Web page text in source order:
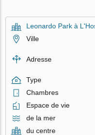
Leonardo Park à
Ville
Adresse
Type
Chambres
Espace de vie
de la mer
du centre